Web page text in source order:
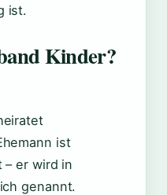
ist.
Kinder?
ist
er wird in
genannt.